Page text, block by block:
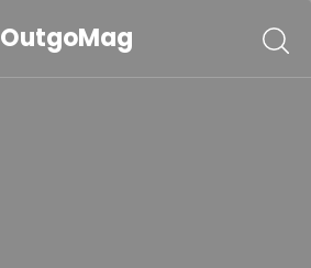
OutgoMag